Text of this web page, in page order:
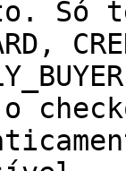
Só